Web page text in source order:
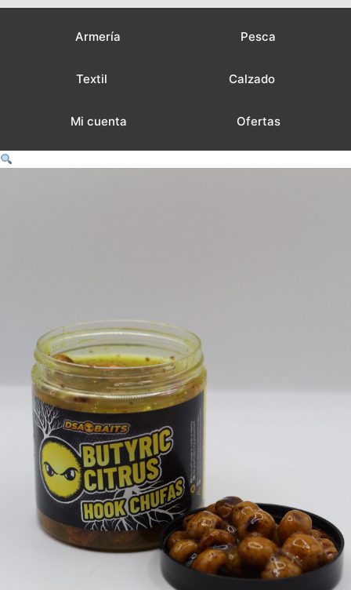
Armería Pesca
Textil Calzado
Mi cuenta Ofertas